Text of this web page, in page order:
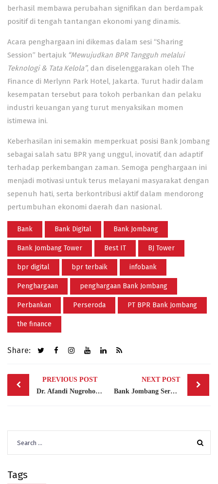
berhasil membawa perubahan signifikan dan berdampak
positif di tengah tantangan ekonomi yang dinamis.
Acara penghargaan ini dikemas dalam sesi “Sharing
Session” bertajuk “Mewujudkan BPR Tangguh melalui
Teknologi & Tata Kelola”, dan diselenggarakan oleh The
Finance di Merlynn Park Hotel, Jakarta. Turut hadir dalam
kesempatan tersebut para tokoh perbankan dan pelaku
industri keuangan yang turut menyaksikan momen
istimewa ini.
Keberhasilan ini semakin memperkuat posisi Bank Jombang
sebagai salah satu BPR yang unggul, inovatif, dan adaptif
terhadap perkembangan zaman. Semoga penghargaan ini
menjadi motivasi untuk terus melayani masyarakat dengan
sepenuh hati, serta berkontribusi aktif dalam mendorong
pertumbuhan ekonomi daerah dan nasional.
Bank Bank Digital Bank Jombang
Bank Jombang Tower Best IT BJ Tower
bpr digital bpr terbaik infobank
Penghargaan penghargaan Bank Jombang
Perbankan Perseroda PT BPR Bank Jombang
the finance
Share:
Post
navigation
PREVIOUS POST
Dr. Afandi Nugroho Masuk dalam Daftar Top 10 CEO BPR 2025 Versi The Finance
NEXT POST
Bank Jombang Serukan Waspada Kejahatan Siber, OTP dan PIN Jangan Dibagikan
for:
Tags